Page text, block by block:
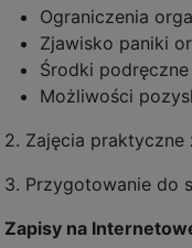
Ograniczenia
Zjawisko paniki
Środki
Możliwości
2. Zajęcia
3. Przygotowanie do
Zapisy na